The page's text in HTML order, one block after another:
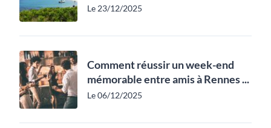
Le 23/12/2025
Comment réussir un week-end
mémorable entre amis à Rennes ...
Le 06/12/2025